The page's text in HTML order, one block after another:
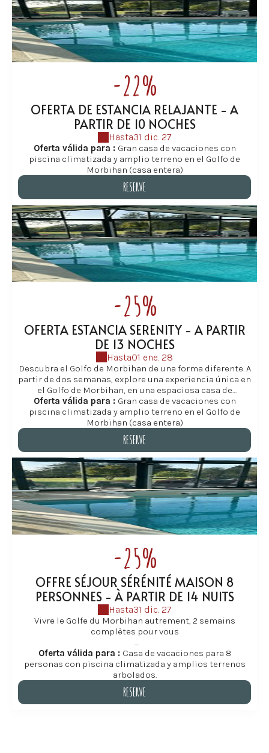
-22%
OFERTA DE ESTANCIA RELAJANTE - A
PARTIR DE 10 NOCHES
Hasta31 dic. 27
Oferta válida para : Gran casa de vacaciones con
piscina climatizada y amplio terreno en el Golfo de
Morbihan (casa entera)
RESERVE
RESERVE
-25%
OFERTA ESTANCIA SERENITY - A PARTIR
DE 13 NOCHES
Hasta01 ene. 28
Descubra el Golfo de Morbihan de una forma diferente. A
partir de dos semanas, explore una experiencia única en
el Golfo de Morbihan, en una espaciosa casa de
vacaciones familiar en Baden. Esta oferta es ideal para
familias y grupos que buscan relajarse, disfrutar
plenamente de la piscina climatizada, los amplios
jardines y las numerosas actividades que ofrece Baden
y las islas del Golfo. Perfecta para unas auténticas
vacaciones familiares, eventos familiares o una
escapada con amigos donde cada uno encontrará su
lugar, en un entorno tranquilo y virgen en el sur de
Bretaña.
Oferta válida para : Gran casa de vacaciones con
piscina climatizada y amplio terreno en el Golfo de
Morbihan (casa entera)
RESERVE
RESERVE
-25%
OFFRE SÉJOUR SÉRÉNITÉ MAISON 8
PERSONNES - À PARTIR DE 14 NUITS
Hasta31 dic. 27
Vivre le Golfe du Morbihan autrement, 2 semains
complètes pour vous
À partir de 2 semaines, découvrez une autre façon de
séjourner dans le Golfe du Morbihan, dans une grande
maison de vacances familiale à Baden.
Cette offre s’adresse aux familles et groupes qui
souhaitent ralentir le rythme, profiter pleinement de la
Oferta válida para : Casa de vacaciones para 8
personas con piscina climatizada y amplios terrenos
arbolados.
RESERVE